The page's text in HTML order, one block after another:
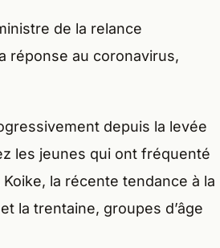
de la relance
réponse au coronavirus,
depuis la levée
les jeunes qui ont fréquenté
la récente tendance à la
la trentaine, groupes d’âge